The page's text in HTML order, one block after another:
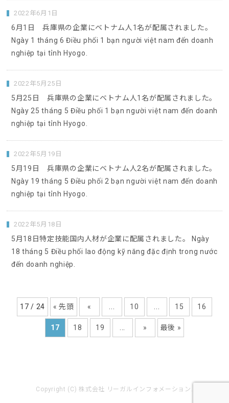
2022年6月1日
6月1日 兵庫県の企業にベトナム人1名が配属されました。
Ngày 1 tháng 6 Điều phối 1 bạn người việt nam đến doanh
nghiệp tại tỉnh Hyogo.
2022年5月25日
5月25日 兵庫県の企業にベトナム人1名が配属されました。
Ngày 25 tháng 5 Điều phối 1 bạn người việt nam đến doanh
nghiệp tại tỉnh Hyogo.
2022年5月19日
5月19日 兵庫県の企業にベトナム人2名が配属されました。
Ngày 19 tháng 5 Điều phối 2 bạn người việt nam đến doanh
nghiệp tại tỉnh Hyogo.
2022年5月18日
5月18日特定技能国内人材が企業に配属されました。 Ngày
18 tháng 5 Điều phối lao động kỹ năng đặc định trong nước
đến doanh nghiệp.
17 / 24 « 先頭 « 10 15 16
17 18 19 » 最後 »
Copyright (C) 株式会社 リーガルインフォメーション.